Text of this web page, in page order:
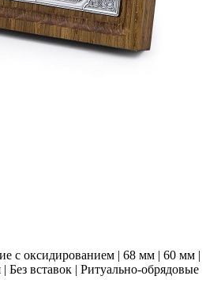
с оксидированием | 68 мм | 60 мм |
| Без вставок | Ритуально-обрядовые